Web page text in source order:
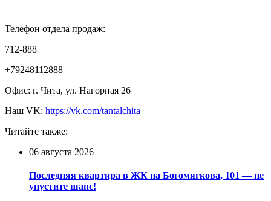
Телефон отдела продаж:
712-888
+79248112888
Офис: г. Чита, ул. Нагорная 26
Наш VK: https://vk.com/tantalchita
Читайте также:
06 августа 2026
Последняя квартира в ЖК на Богомягкова, 101 — не
упустите шанс!